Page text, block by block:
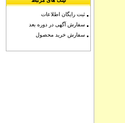
ثبت رایگان اطلاعات
سفارش آگهی در دوره بعد
سفارش خرید محصول